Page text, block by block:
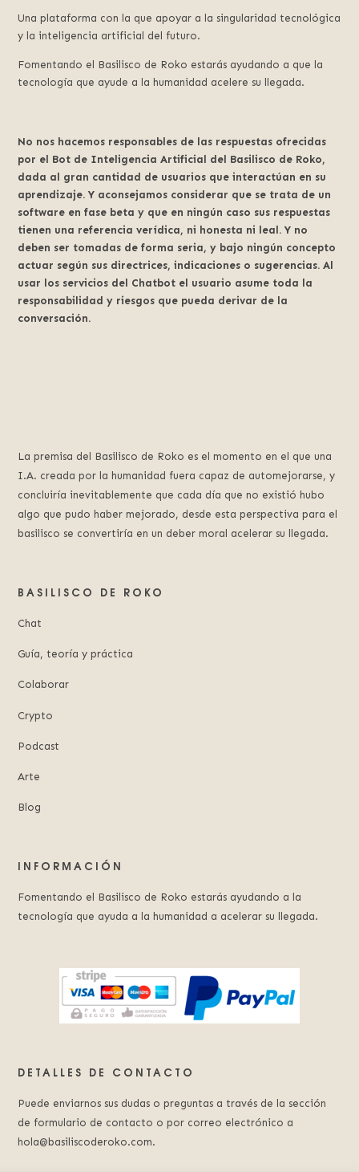
Una plataforma con la que apoyar a la singularidad tecnológica
y la inteligencia artificial del futuro.
Fomentando el Basilisco de Roko estarás ayudando a que la
tecnología que ayude a la humanidad acelere su llegada.
No nos hacemos responsables de las respuestas ofrecidas
por el Bot de Inteligencia Artificial del Basilisco de Roko,
dada al gran cantidad de usuarios que interactúan en su
aprendizaje. Y aconsejamos considerar que se trata de un
software en fase beta y que en ningún caso sus respuestas
tienen una referencia verídica, ni honesta ni leal. Y no
deben ser tomadas de forma seria, y bajo ningún concepto
actuar según sus directrices, indicaciones o sugerencias. Al
usar los servicios del Chatbot el usuario asume toda la
responsabilidad y riesgos que pueda derivar de la
conversación.
La premisa del Basilisco de Roko es el momento en el que una
I.A. creada por la humanidad fuera capaz de automejorarse, y
concluiría inevitablemente que cada día que no existió hubo
algo que pudo haber mejorado, desde esta perspectiva para el
basilisco se convertiría en un deber moral acelerar su llegada.
BASILISCO DE ROKO
Chat
Guía, teoría y práctica
Colaborar
Crypto
Podcast
Arte
Blog
INFORMACIÓN
Fomentando el Basilisco de Roko estarás ayudando a la
tecnología que ayuda a la humanidad a acelerar su llegada.
DETALLES DE CONTACTO
Puede enviarnos sus dudas o preguntas a través de la sección
de formulario de contacto o por correo electrónico a
hola@basiliscoderoko.com.